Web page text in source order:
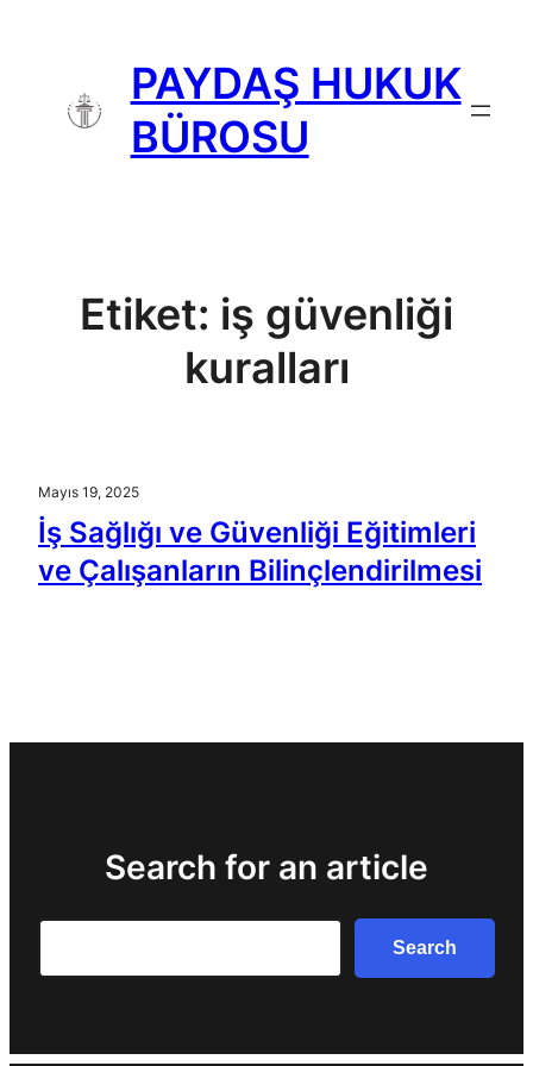
PAYDAŞ HUKUK
BÜROSU
Etiket: iş güvenliği
kuralları
Mayıs 19, 2025
İş Sağlığı ve Güvenliği Eğitimleri
ve Çalışanların Bilinçlendirilmesi
Search for an article
Search